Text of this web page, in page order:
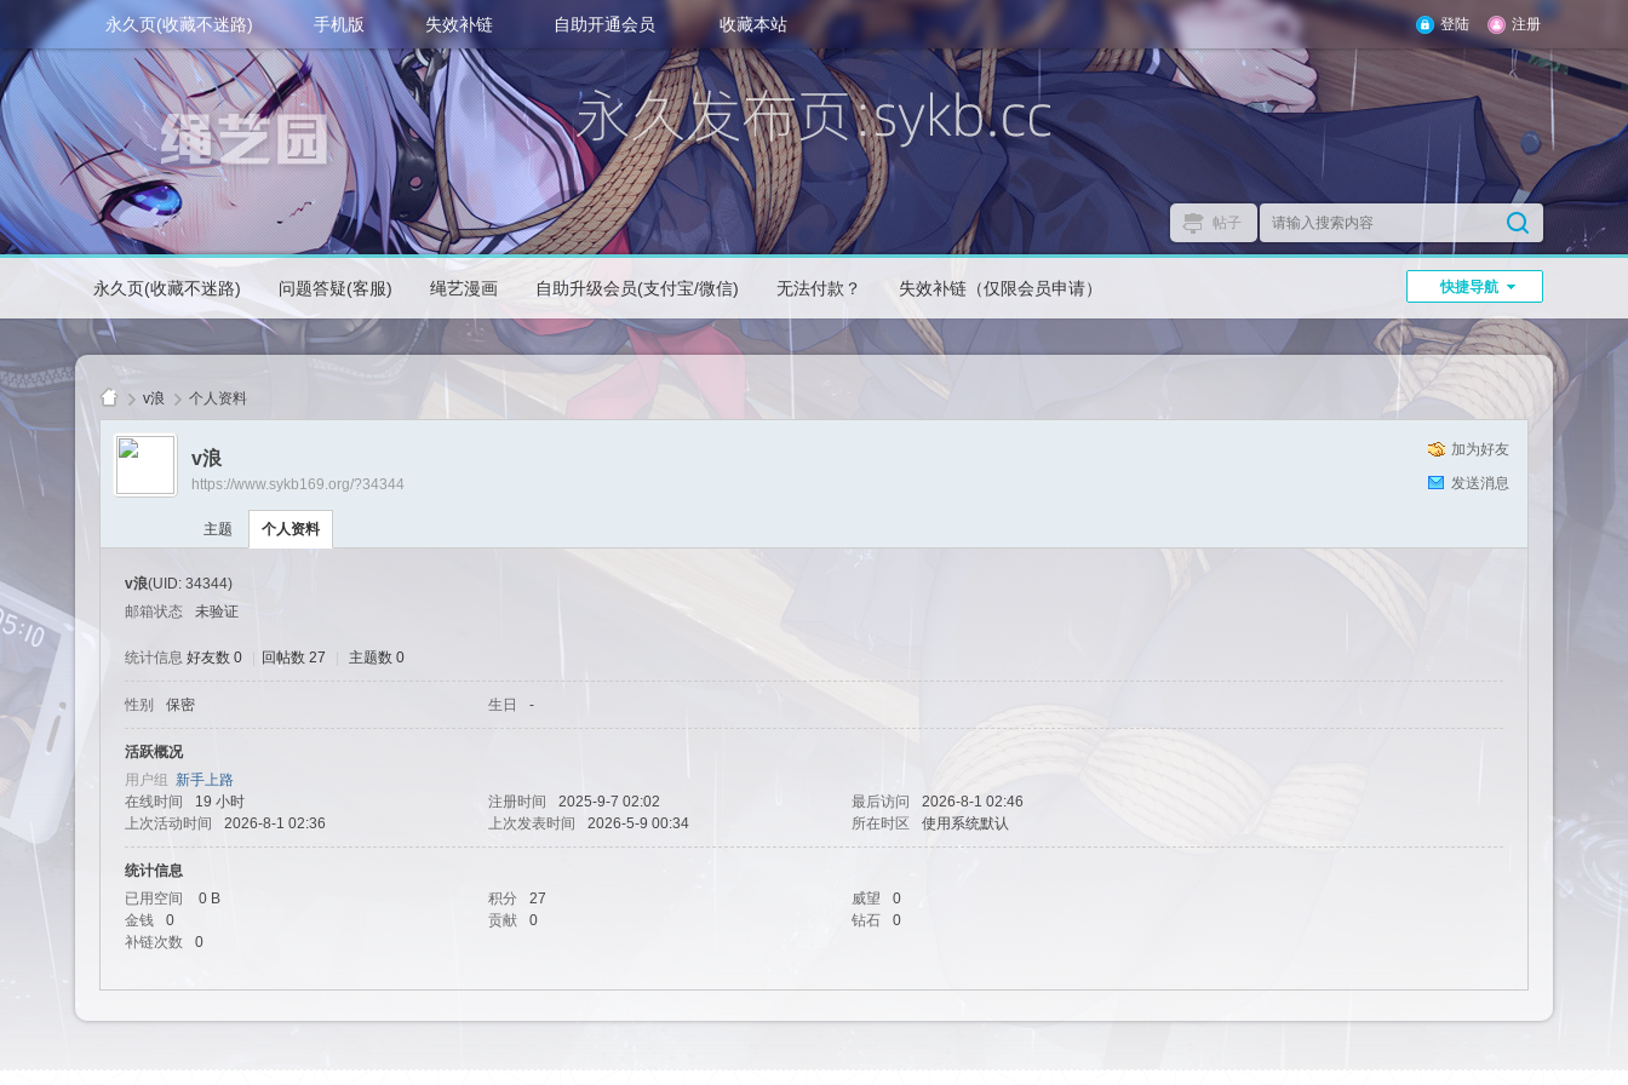
永久页(收藏不迷路) 手机版 失效补链 自助开通会员 收藏本站 登陆 注册
帖子
快捷导航
永久页(收藏不迷路) 问题答疑(客服) 绳艺漫画 自助升级会员(支付宝/微信) 无法付款？ 失效补链（仅限会员申请）
园-
v浪 个人资料
加为好友
发送消息
v浪
https://www.sykb169.org/?34344
主题 个人资料
v浪(UID: 34344)
邮箱状态
未验证
统计信息 好友数 0 回帖数 27 主题数 0
性别 保密 生日 -
活跃概况
用户组 新手上路
在线时间
19 小时 注册时间 2025-9-7 02:02 最后访问
2026-8-1 02:46
上次活动时间
2026-8-1 02:36 上次发表时间 2026-5-9 00:34 所在时区 使用系统默认
统计信息
已用空间
0 B 积分 27 威望
0
金钱
0 贡献 0 钻石
0
补链次数
0